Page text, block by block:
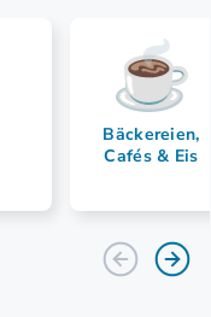
Bäckereien,
Cafés & Eis